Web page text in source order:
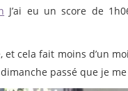
J’ai eu un score de
et cela fait moins d’un
passé que je